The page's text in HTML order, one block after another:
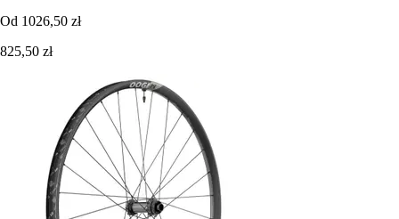
Od 1026,50 zł
825,50 zł